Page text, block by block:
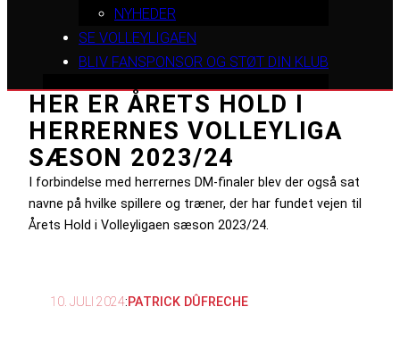
NYHEDER
SE VOLLEYLIGAEN
BLIV FANSPONSOR OG STØT DIN KLUB
HER ER ÅRETS HOLD I
HERRERNES VOLLEYLIGA
SÆSON 2023/24
I forbindelse med herrernes DM-finaler blev der også sat
navne på hvilke spillere og træner, der har fundet vejen til
Årets Hold i Volleyligaen sæson 2023/24.
10. JULI 2024:PATRICK DÛFRECHE